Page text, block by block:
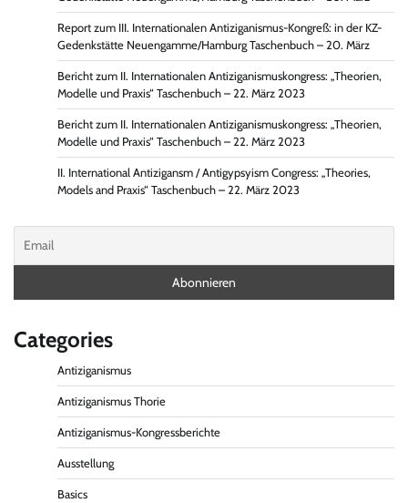
Report zum III. Internationalen Antiziganismus-Kongreß: in der KZ-
Gedenkstätte Neuengamme/Hamburg Taschenbuch – 20. März
Bericht zum II. Internationalen Antiziganismuskongress: „Theorien,
Modelle und Praxis“ Taschenbuch – 22. März 2023
Bericht zum II. Internationalen Antiziganismuskongress: „Theorien,
Modelle und Praxis“ Taschenbuch – 22. März 2023
II. International Antizigansm / Antigypsyism Congress: „Theories,
Models and Praxis“ Taschenbuch – 22. März 2023
Categories
Antiziganismus
Antiziganismus Thorie
Antiziganismus-Kongressberichte
Ausstellung
Basics